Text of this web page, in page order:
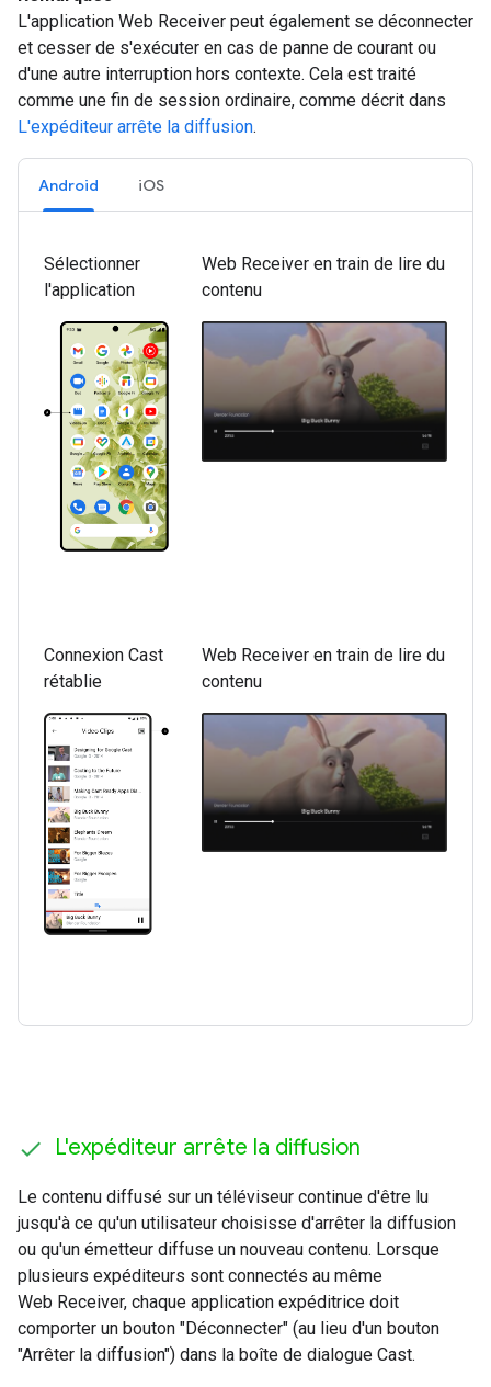
L'application Web Receiver peut également se déconnecter
et cesser de s'exécuter en cas de panne de courant ou
d'une autre interruption hors contexte. Cela est traité
comme une fin de session ordinaire, comme décrit dans
L'expéditeur arrête la diffusion.
Android iOS
Sélectionner
l'application
Web Receiver en train de lire du
contenu
Connexion Cast
rétablie
Web Receiver en train de lire du
contenu
L'expéditeur arrête la diffusion
Le contenu diffusé sur un téléviseur continue d'être lu
jusqu'à ce qu'un utilisateur choisisse d'arrêter la diffusion
ou qu'un émetteur diffuse un nouveau contenu. Lorsque
plusieurs expéditeurs sont connectés au même
Web Receiver, chaque application expéditrice doit
comporter un bouton "Déconnecter" (au lieu d'un bouton
"Arrêter la diffusion") dans la boîte de dialogue Cast.